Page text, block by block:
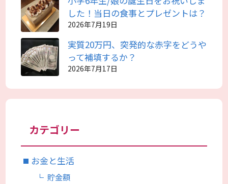
した！当日の食事とプレゼントは？
2026年7月19日
実質20万円、突発的な赤字をどうや
って補填するか？
2026年7月17日
カテゴリー
お金と生活
貯金額